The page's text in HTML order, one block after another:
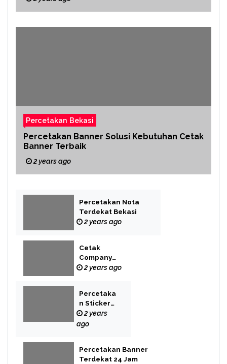
Percetakan Bekasi
Percetakan Banner Solusi Kebutuhan Cetak
Banner Terbaik
2 years ago
Percetakan Nota
Terdekat Bekasi
2 years ago
Cetak
Company
Profile Bekasi
2 years ago
Percetaka
n Sticker
Label
2 years
ago
Percetakan Banner
Terdekat 24 Jam